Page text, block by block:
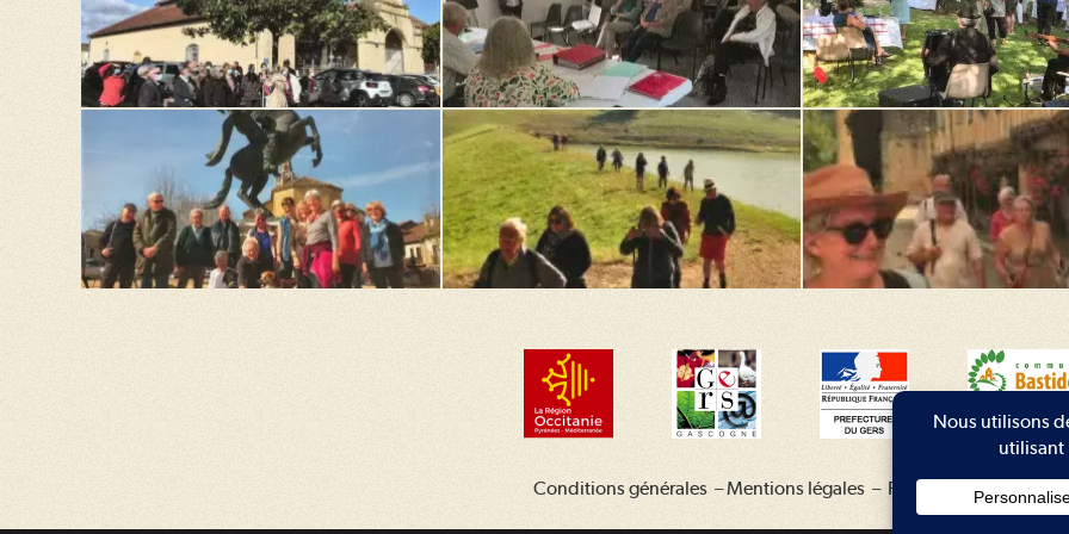
Conditions générales –Mentions légales – Plan du site– Contact